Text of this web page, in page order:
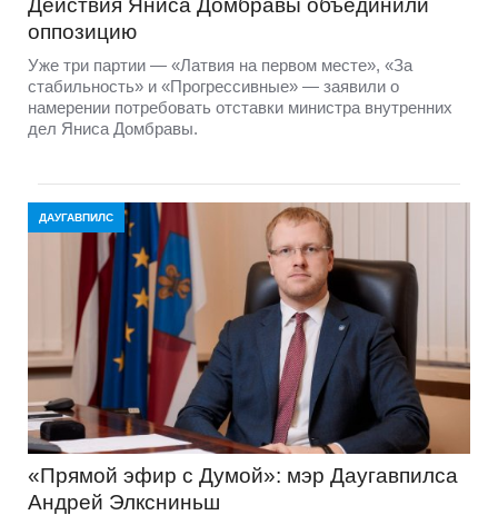
оппозицию
Уже три партии — «Латвия на первом месте», «За
стабильность» и «Прогрессивные» — заявили о
намерении потребовать отставки министра внутренних
дел Яниса Домбравы.
ДАУГАВПИЛС
«Прямой эфир с Думой»: мэр Даугавпилса
Андрей Элксниньш